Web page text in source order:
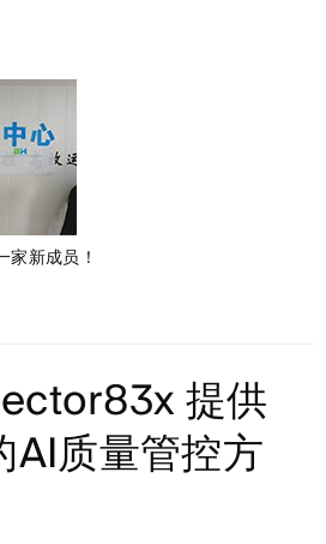
新成员！
提供
AI质量管控方